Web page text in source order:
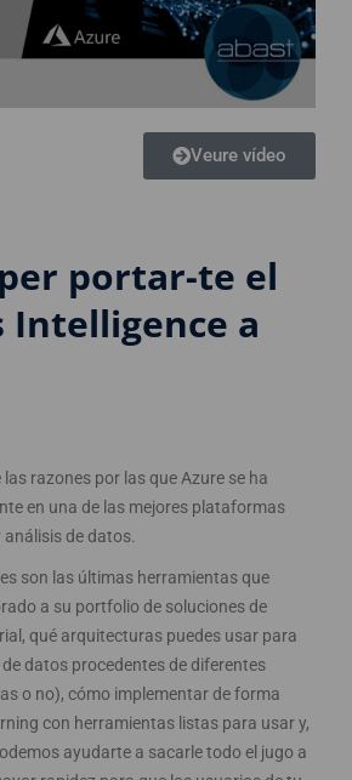
Veure vídeo
portar-te el
Intelligence a
razones por las que Azure se ha
en una de las mejores plataformas
de datos.
son las últimas herramientas que
a su portfolio de soluciones de
qué arquitecturas puedes usar para
datos procedentes de diferentes
o no), cómo implementar de forma
con herramientas listas para usar y,
ayudarte a sacarle todo el jugo a